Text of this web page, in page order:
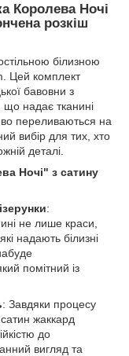
Королева Ночі
розкіш
білизною
Цей комплект
бавовни з
надає тканині
переливаються на
вибір для тих, хто
деталі.
Ночі" з сатину
:
не лише краси,
надають білизні
помітний із
: Завдяки процесу
жаккард
до
вигляд та